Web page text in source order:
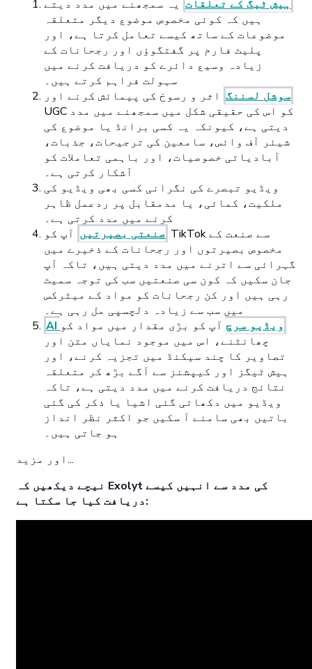
ہیش ٹیگ کے تعلقات یہ سمجھنے میں مدد دیتے
ہیں کہ کوئی مخصوص موضوع دیگر متعلقہ
موضوعات کے ساتھ کیسے تعامل کرتا ہے، اور
پلیٹ فارم پر گفتگوؤں اور رجحانات کے
زیادہ وسیع دائرے کو دریافت کرنے میں
سہولت فراہم کرتے ہیں۔
سوشل لسننگ اثر و رسوخ کی پیمائش کرنے اور
UGC کو اس کی حقیقی شکل میں سمجھنے میں مدد
دیتی ہے، کیونکہ یہ کسی برانڈ یا موضوع کی
شیئر آف وائس، سامعین کی ترجیحات، جذبات،
آبادیاتی خصوصیات، اور باہمی تعاملات کو
آشکار کرتی ہے۔
ویڈیو تبصرے کی نگرانی کسی بھی ویڈیو کی
ملکیت، کمائی، یا مدمقابل پر ردعمل ظاہر
کرنے میں مدد کرتی ہے۔
صنعتی بصیرتیں آپ کو TikTok سے صنعت کے
مخصوص بصیرتوں اور رجحانات کے ذخیرے میں
گہرائی سے اترنے میں مدد دیتی ہیں، تاکہ آپ
جان سکیں کہ کون سی صنعتیں سب کی توجہ سمیٹ
رہی ہیں اور کن رجحانات کو مواد کے میٹرکس
میں سب سے زیادہ دلچسپی مل رہی ہے۔
AI ویڈیو سرچ آپ کو بڑی مقدار میں مواد کو
چھانٹنے، اس میں موجود نمایاں متن اور
تصاویر کا چند سیکنڈ میں تجزیہ کرنے، اور
ہیش ٹیگز اور کیپشنز سے آگے بڑھ کر متعلقہ
نتائج دریافت کرنے میں مدد دیتی ہے، تاکہ
ویڈیو میں دکھائی گئی اشیا یا ذکر کی گئی
باتیں بھی سامنے آ سکیں جو اکثر نظر انداز
ہو جاتی ہیں۔
اور مزید...
نیچے دیکھیں کہ Exolyt کی مدد سے انہیں کیسے
دریافت کیا جا سکتا ہے: